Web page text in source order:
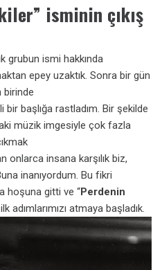
isminin çıkış
grubun ismi hakkında
epey uzaktık. Sonra bir gün
birinde
bir başlığa rastladım. Bir şekilde
müzik imgesiyle çok fazla
onlarca insana karşılık biz,
inanıyordum. Bu fikri
hoşuna gitti ve “Perdenin
adımlarımızı atmaya başladık.